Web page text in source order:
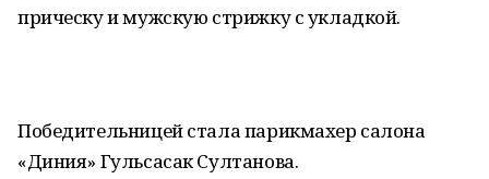
прическу и мужскую стрижку с укладкой.
Победительницей стала парикмахер салона
«Диния» Гульсасак Султанова.